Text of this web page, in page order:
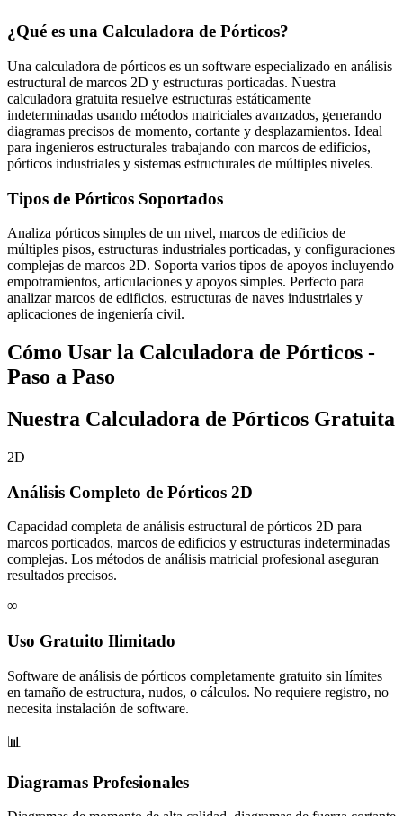
¿Qué es una Calculadora de Pórticos?
Una calculadora de pórticos es un software especializado en análisis
estructural de marcos 2D y estructuras porticadas. Nuestra
calculadora gratuita resuelve estructuras estáticamente
indeterminadas usando métodos matriciales avanzados, generando
diagramas precisos de momento, cortante y desplazamientos. Ideal
para ingenieros estructurales trabajando con marcos de edificios,
pórticos industriales y sistemas estructurales de múltiples niveles.
Tipos de Pórticos Soportados
Analiza pórticos simples de un nivel, marcos de edificios de
múltiples pisos, estructuras industriales porticadas, y configuraciones
complejas de marcos 2D. Soporta varios tipos de apoyos incluyendo
empotramientos, articulaciones y apoyos simples. Perfecto para
analizar marcos de edificios, estructuras de naves industriales y
aplicaciones de ingeniería civil.
Cómo Usar la Calculadora de Pórticos -
Paso a Paso
Nuestra Calculadora de Pórticos Gratuita
2D
Análisis Completo de Pórticos 2D
Capacidad completa de análisis estructural de pórticos 2D para
marcos porticados, marcos de edificios y estructuras indeterminadas
complejas. Los métodos de análisis matricial profesional aseguran
resultados precisos.
∞
Uso Gratuito Ilimitado
Software de análisis de pórticos completamente gratuito sin límites
en tamaño de estructura, nudos, o cálculos. No requiere registro, no
necesita instalación de software.
📊
Diagramas Profesionales